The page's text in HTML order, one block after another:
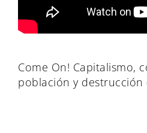
Come On! Capitalismo,
población y destrucción